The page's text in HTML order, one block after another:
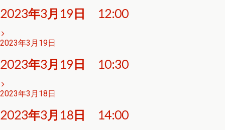
2023年3月19日 12:00
2023年3月19日
2023年3月19日 10:30
2023年3月18日
2023年3月18日 14:00